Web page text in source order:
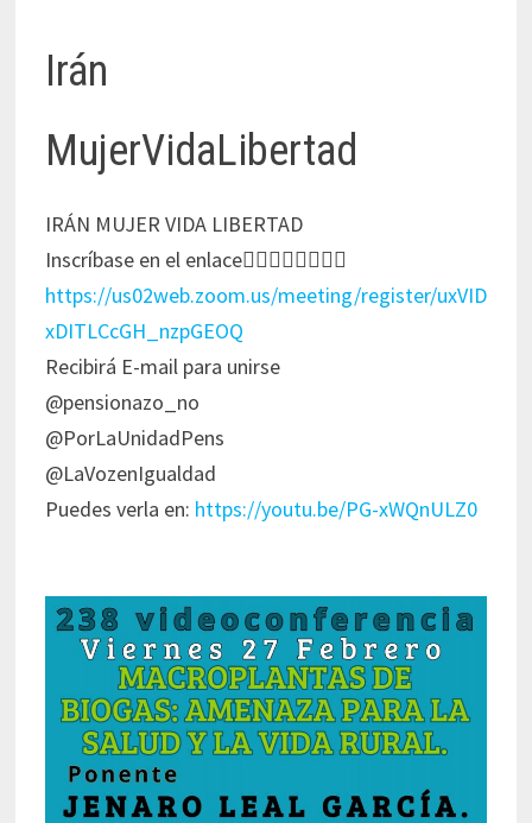
Irán
MujerVidaLibertad
IRÁN MUJER VIDA LIBERTAD
Inscríbase en el enlace👇🏻👇🏻👇🏻👇🏻
https://us02web.zoom.us/meeting/register/uxVID
xDITLCcGH_nzpGEOQ
Recibirá E-mail para unirse
@pensionazo_no
@PorLaUnidadPens
@LaVozenIgualdad
Puedes verla en: https://youtu.be/PG-xWQnULZ0